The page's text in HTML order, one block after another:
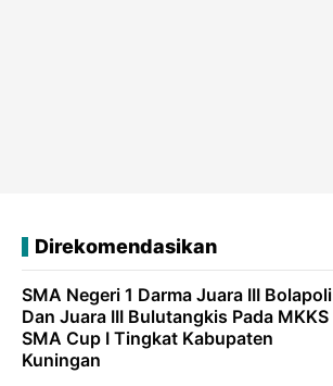
Direkomendasikan
SMA Negeri 1 Darma Juara III Bolapoli
Dan Juara III Bulutangkis Pada MKKS
SMA Cup I Tingkat Kabupaten
Kuningan